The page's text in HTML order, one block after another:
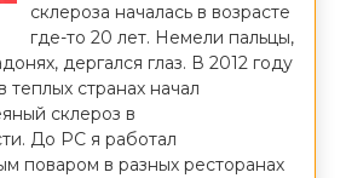
склероза началась в возрасте
где-то 20 лет. Немели пальцы,
дергался глаз. В 2012 году
теплых странах начал
склероз в
До РС я работал
поваром в разных ресторанах